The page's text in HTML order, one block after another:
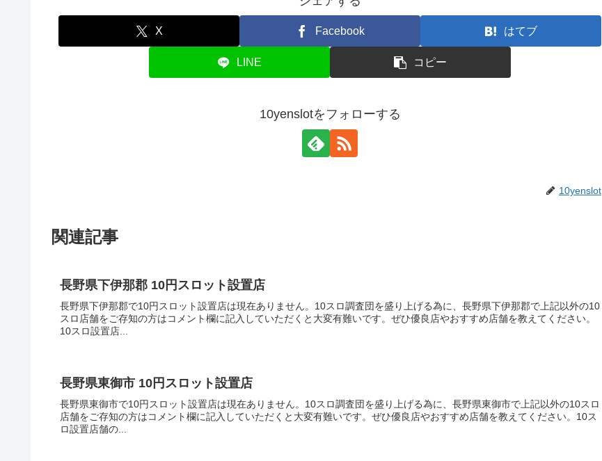
X Facebook はてブ
LINE コピー
10yenslotをフォローする
10yenslot
関連記事
長野県下伊那郡 10円スロット設置店
長野県下伊那郡で10円スロット設置店は現在ありません。10スロ調査団を盛り上げる為に、長野県下伊那郡で上記以外の10
スロ店舗をご存知の方はコメント欄に記入していただくと大変有難いです。ぜひ優良店やおすすめ店舗を教えてください。
10スロ設置店...
長野県東御市 10円スロット設置店
長野県東御市で10円スロット設置店は現在ありません。10スロ調査団を盛り上げる為に、長野県東御市で上記以外の10スロ
店舗をご存知の方はコメント欄に記入していただくと大変有難いです。ぜひ優良店やおすすめ店舗を教えてください。10ス
ロ設置店舗の...